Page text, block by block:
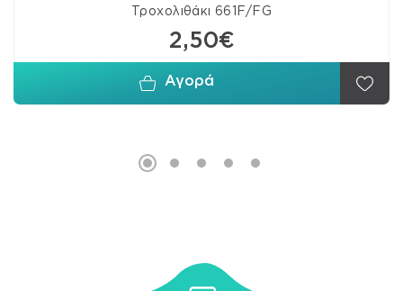
Τροχολιθάκι 661F/FG
2,50€
Αγορά